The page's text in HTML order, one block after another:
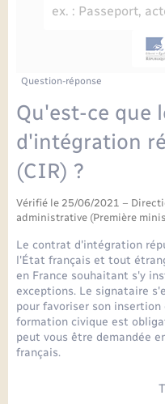
Projet nouveau
Articles de presse
Avancement des
Etat-civil - Papiers -
Parrainage civil
Recensement
Loisirs
Nouvel habitant
Numérique
Organisation
Sécurité - Prévention
Transports scolaires
Travaux -
Comptes rendus de
Délibérations du
Arrêtés municipaux
Budget
Actualités
Mariage/PACS –
Publications
Agenda
Commerces -
Plan interactif
La Communauté de
Formations - Offre
INFOS
Question-réponse
Qu'est-ce que
d'intégration
(CIR) ?
Vérifié le 25/06/2021 –
administrative (Première
Le contrat d'intégration
l'État français et tout
en France souhaitant s'y
exceptions. Le signataire
pour favoriser son
formation civique est
peut vous être demandée
français.